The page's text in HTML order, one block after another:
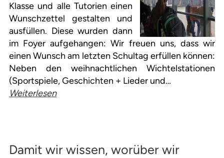
Klasse und alle Tutorien einen
Wunschzettel gestalten und
ausfüllen. Diese wurden dann
im Foyer aufgehangen: Wir freuen uns, dass wir
einen Wunsch am letzten Schultag erfüllen können:
Neben den weihnachtlichen Wichtelstationen
(Sportspiele, Geschichten + Lieder und…
Weiterlesen
Damit wir wissen, worüber wir